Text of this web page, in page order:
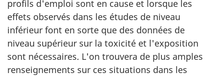
profils d'emploi sont en cause et lorsque les
effets observés dans les études de niveau
inférieur font en sorte que des données de
niveau supérieur sur la toxicité et l'exposition
sont nécessaires. L'on trouvera de plus amples
renseignements sur ces situations dans les